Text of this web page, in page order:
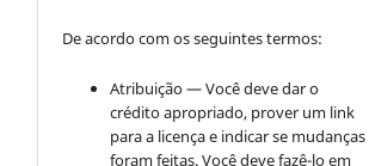
De acordo com os seguintes termos:
Atribuição — Você deve dar o
crédito apropriado, prover um link
para a licença e indicar se mudanças
foram feitas. Você deve fazê-lo em